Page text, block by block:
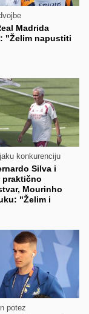
Madrida
"Želim napustiti
konkurenciju
Silva i
praktično
Mourinho
"Želim i
potez